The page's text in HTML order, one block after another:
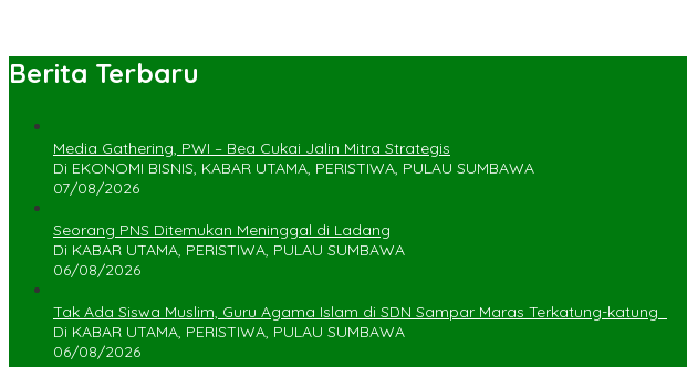
Berita Terbaru
Media Gathering, PWI – Bea Cukai Jalin Mitra Strategis
Di EKONOMI BISNIS, KABAR UTAMA, PERISTIWA, PULAU SUMBAWA
07/08/2026
Seorang PNS Ditemukan Meninggal di Ladang
Di KABAR UTAMA, PERISTIWA, PULAU SUMBAWA
06/08/2026
Tak Ada Siswa Muslim, Guru Agama Islam di SDN Sampar Maras Terkatung-katung ‎
Di KABAR UTAMA, PERISTIWA, PULAU SUMBAWA
06/08/2026